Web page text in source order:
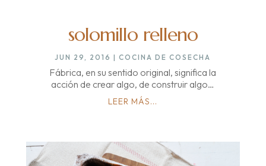
solomillo relleno
JUN 29, 2016 |COCINA DE COSECHA
Fábrica, en su sentido original, significa la
acción de crear algo, de construir algo…
LEER MÁS...